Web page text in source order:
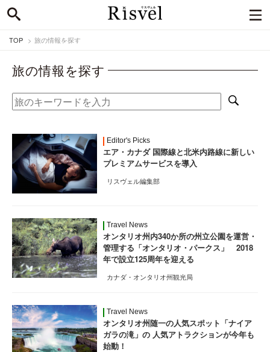
TOP 旅の情報を探す
旅の情報を探す
Editor's Picks
エア・カナダ 国際線と北米内路線に新しい
プレミアムサービスを導入
リスヴェル編集部
Travel News
オンタリオ州内340か所の州立公園を運営・
管理する「オンタリオ・パークス」 2018
年で設立125周年を迎える
カナダ・オンタリオ州観光局
Travel News
オンタリオ州随一の人気スポット「ナイア
ガラの滝」の 人気アトラクションが今年も
始動！